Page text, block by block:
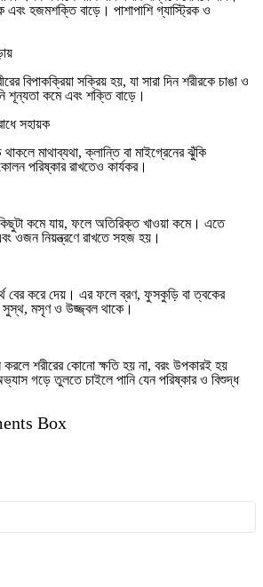
এবং হজমশক্তি বাড়ে। পাশাপাশি গ্যাস্ট্রিক ও
বিপাকক্রিয়া সক্রিয় হয়, যা সারা দিন শরীরকে চাঙা ও
শূন্যতা কমে এবং শক্তি বাড়ে।
সহায়ক
থাকলে মাথাব্যথা, ক্লান্তি বা মাইগ্রেনের ঝুঁকি
পরিষ্কার রাখতেও কার্যকর।
কমে যায়, ফলে অতিরিক্ত খাওয়া কমে। এতে
ওজন নিয়ন্ত্রণে রাখতে সহজ হয়।
বের করে দেয়। এর ফলে ব্রণ, ফুসকুড়ি বা ত্বকের
মসৃণ ও উজ্জ্বল থাকে।
করলে শরীরের কোনো ক্ষতি হয় না, বরং উপকারই হয়
গড়ে তুলতে চাইলে পানি যেন পরিষ্কার ও বিশুদ্ধ
Box